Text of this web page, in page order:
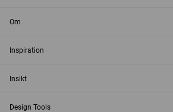
Om
Inspiration
Insikt
Design Tools